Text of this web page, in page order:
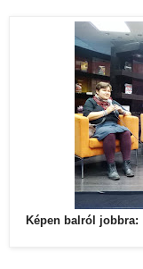
Képen balról jobbra: